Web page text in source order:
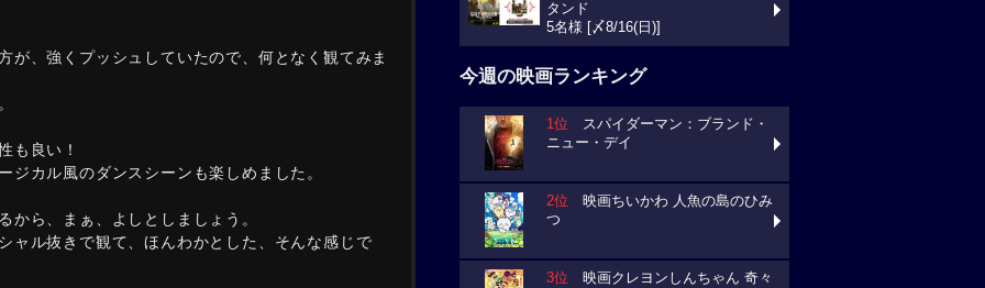
が、強くプッシュしていたので、何となく観てみま
も良い！
ジカル風のダンスシーンも楽しめました。
から、まぁ、よしとしましょう。
ャル抜きで観て、ほんわかとした、そんな感じで
タンド
5名様 [〆8/16(日)]
今週の映画ランキング
1位 スパイダーマン：ブランド・
ニュー・デイ
2位 映画ちいかわ 人魚の島のひみ
つ
3位 映画クレヨンしんちゃん 奇々